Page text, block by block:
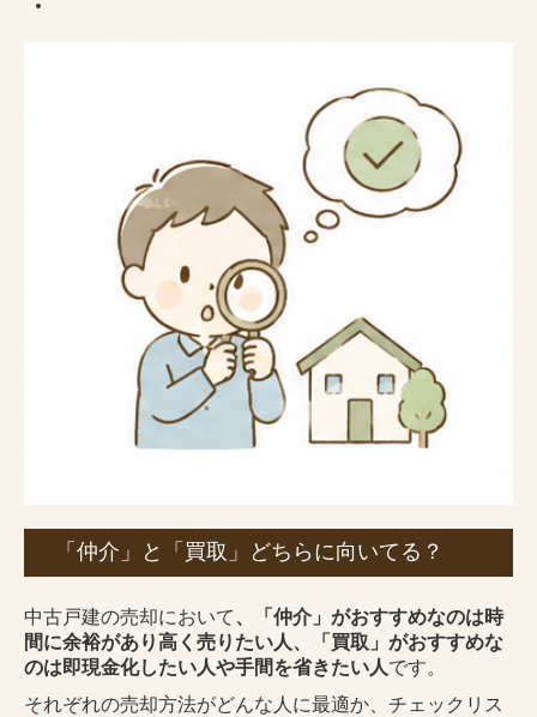
「仲介」と「買取」どちらに向いてる？
中古戸建の売却において、「仲介」がおすすめなのは時
間に余裕があり高く売りたい人、「買取」がおすすめな
のは即現金化したい人や手間を省きたい人です。
それぞれの売却方法がどんな人に最適か、チェックリス